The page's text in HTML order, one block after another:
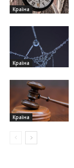
Країна
Країна
Країна